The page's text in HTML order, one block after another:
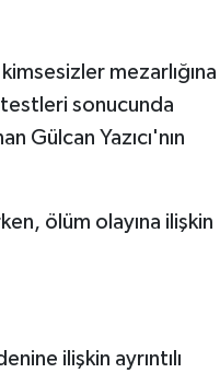
mezarlığına
testleri sonucunda
Gülcan Yazıcı'nın
ölüm olayına ilişkin
ilişkin ayrıntılı